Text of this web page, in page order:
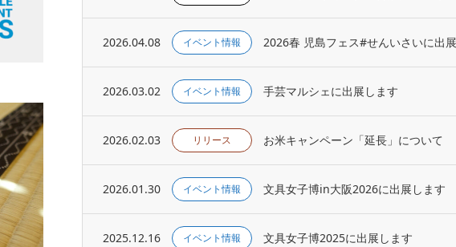
2026.04.08 イベント情報 2026春 児島フェス#せんいさいに出
2026.03.02 イベント情報 手芸マルシェに出展します
2026.02.03 リリース お米キャンペーン「延長」について
2026.01.30 イベント情報 文具女子博in大阪2026に出展します
2025.12.16 イベント情報 文具女子博2025に出展します